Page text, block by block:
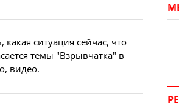
какая ситуация сейчас, что
темы "Взрывчатка" в
видео.